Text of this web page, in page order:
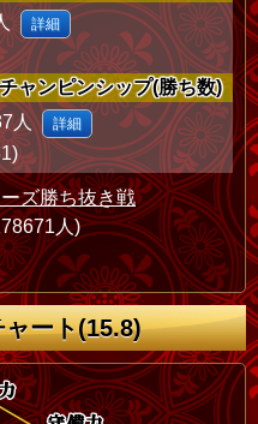
詳細
ャンピンシップ(勝ち数)
人 詳細
ズ勝ち抜き戦
人)
ート(15.8)